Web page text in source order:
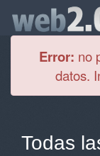
Error: no
datos.
Todas